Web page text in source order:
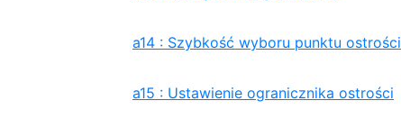
a14 : Szybkość wyboru punktu ostrości
a15 : Ustawienie ogranicznika ostrości